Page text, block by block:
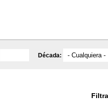
Década: